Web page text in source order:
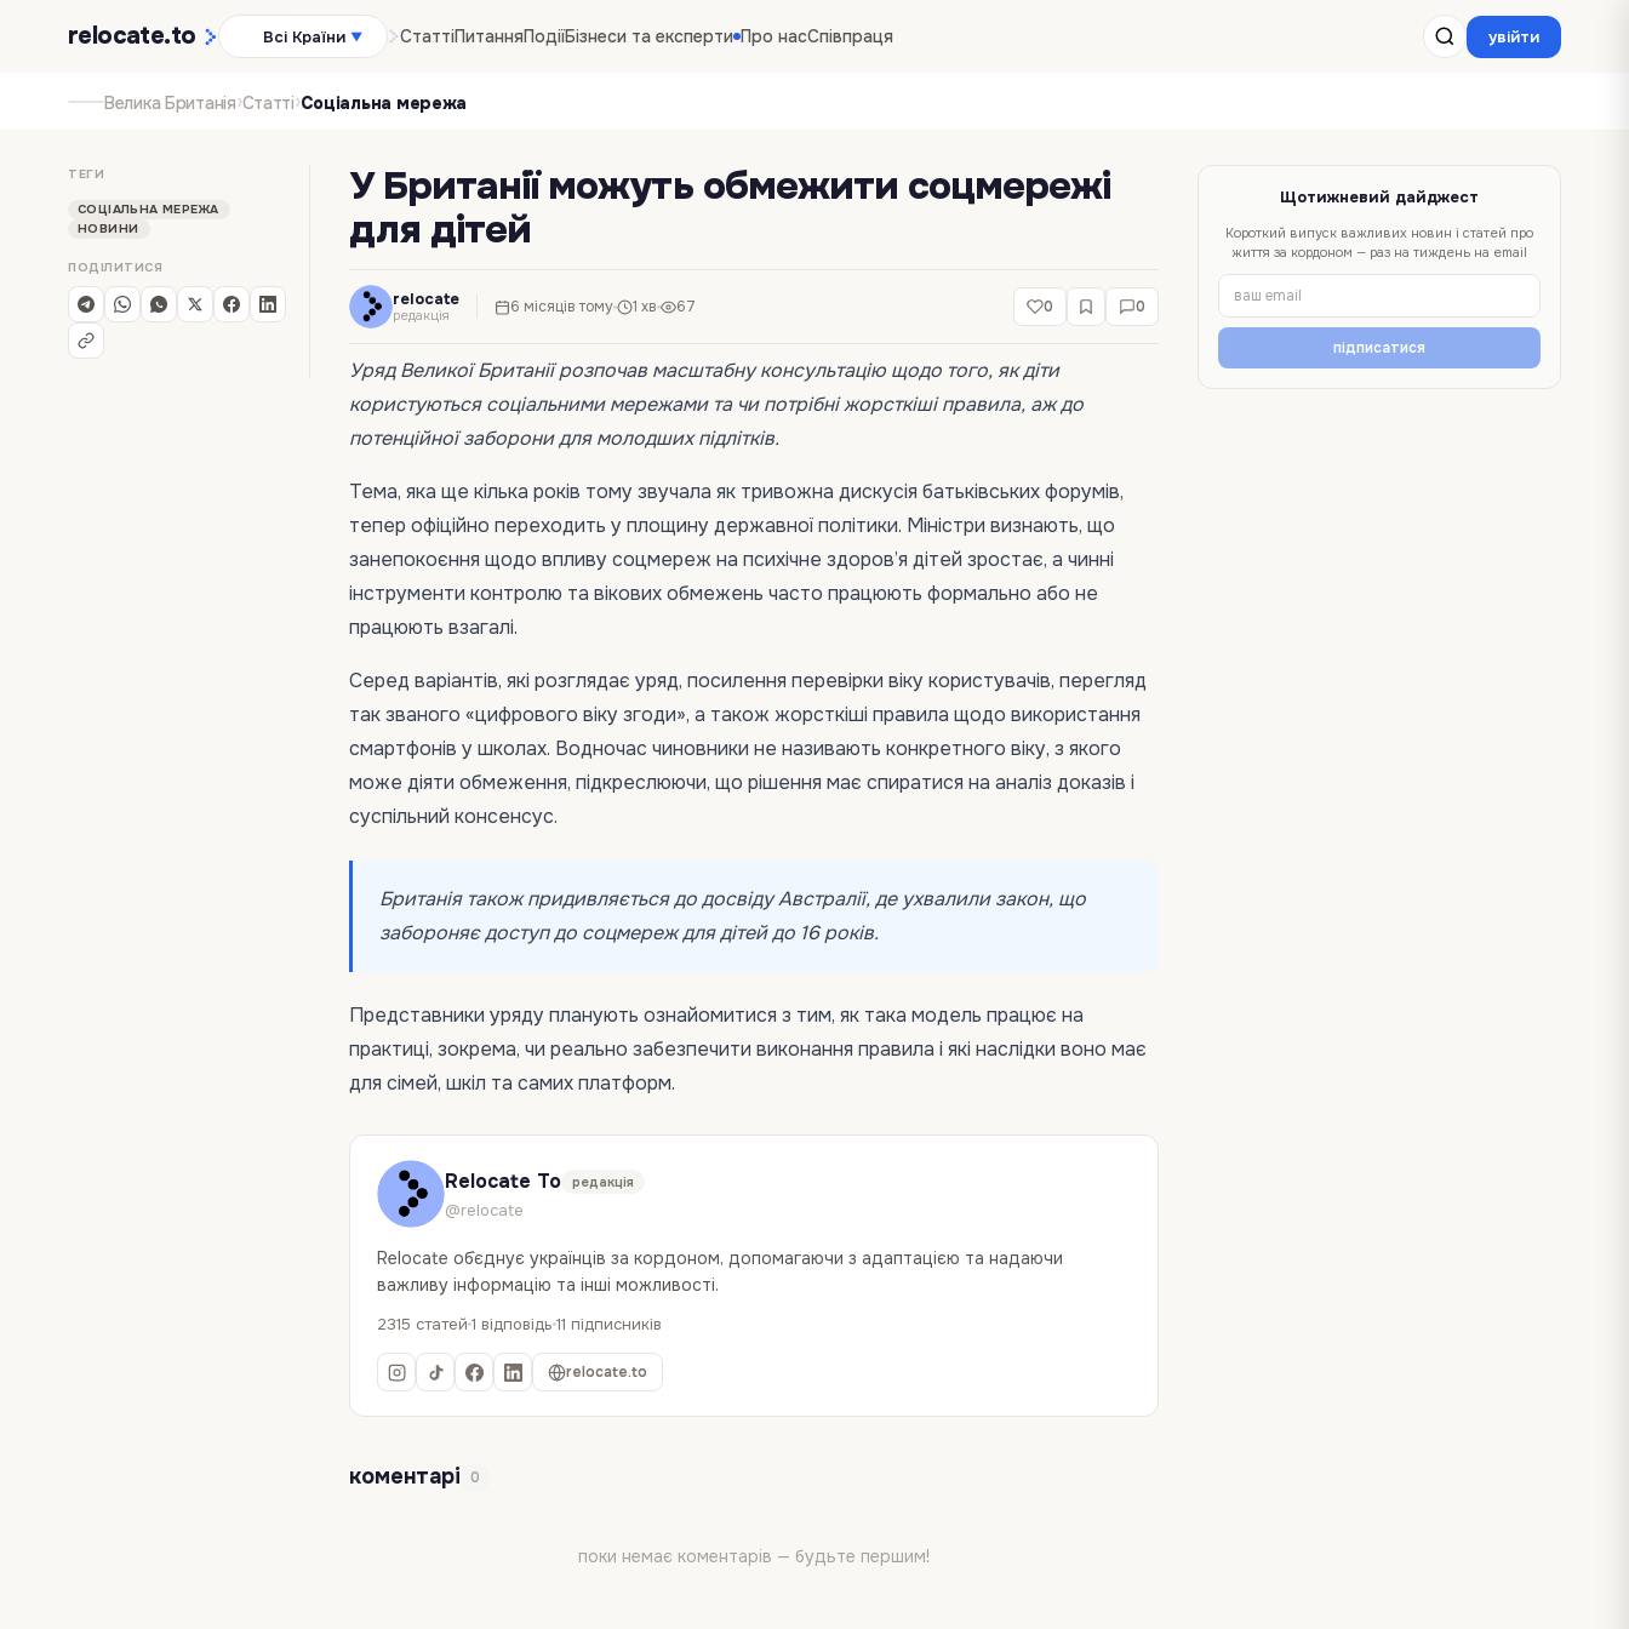
relocate.to Всі Країни ▼ СтаттіПитанняПодіїБізнеси та експерти Про насСпівпраця увійти
Велика Британія›Статті›Соціальна мережа
ТЕГИ
СОЦІАЛЬНА МЕРЕЖА
НОВИНИ
ПОДІЛИТИСЯ
У Британії можуть обмежити соцмережі
для дітей
relocate
редакція 6 місяців тому 1 хв 67 0 0
Уряд Великої Британії розпочав масштабну консультацію щодо того, як діти
користуються соціальними мережами та чи потрібні жорсткіші правила, аж до
потенційної заборони для молодших підлітків.
Тема, яка ще кілька років тому звучала як тривожна дискусія батьківських форумів,
тепер офіційно переходить у площину державної політики. Міністри визнають, що
занепокоєння щодо впливу соцмереж на психічне здоров’я дітей зростає, а чинні
інструменти контролю та вікових обмежень часто працюють формально або не
працюють взагалі.
Серед варіантів, які розглядає уряд, посилення перевірки віку користувачів, перегляд
так званого «цифрового віку згоди», а також жорсткіші правила щодо використання
смартфонів у школах. Водночас чиновники не називають конкретного віку, з якого
може діяти обмеження, підкреслюючи, що рішення має спиратися на аналіз доказів і
суспільний консенсус.
Британія також придивляється до досвіду Австралії, де ухвалили закон, що
забороняє доступ до соцмереж для дітей до 16 років.
Представники уряду планують ознайомитися з тим, як така модель працює на
практиці, зокрема, чи реально забезпечити виконання правила і які наслідки воно має
для сімей, шкіл та самих платформ.
Relocate To редакція
@relocate
Relocate об`єднує українців за кордоном, допомагаючи з адаптацією та надаючи
важливу інформацію та інші можливості.
2315 статей 1 відповідь 11 підписників
relocate.to
коментарі 0
поки немає коментарів — будьте першим!
Щотижневий дайджест
Короткий випуск важливих новин і статей про
життя за кордоном — раз на тиждень на email
підписатися